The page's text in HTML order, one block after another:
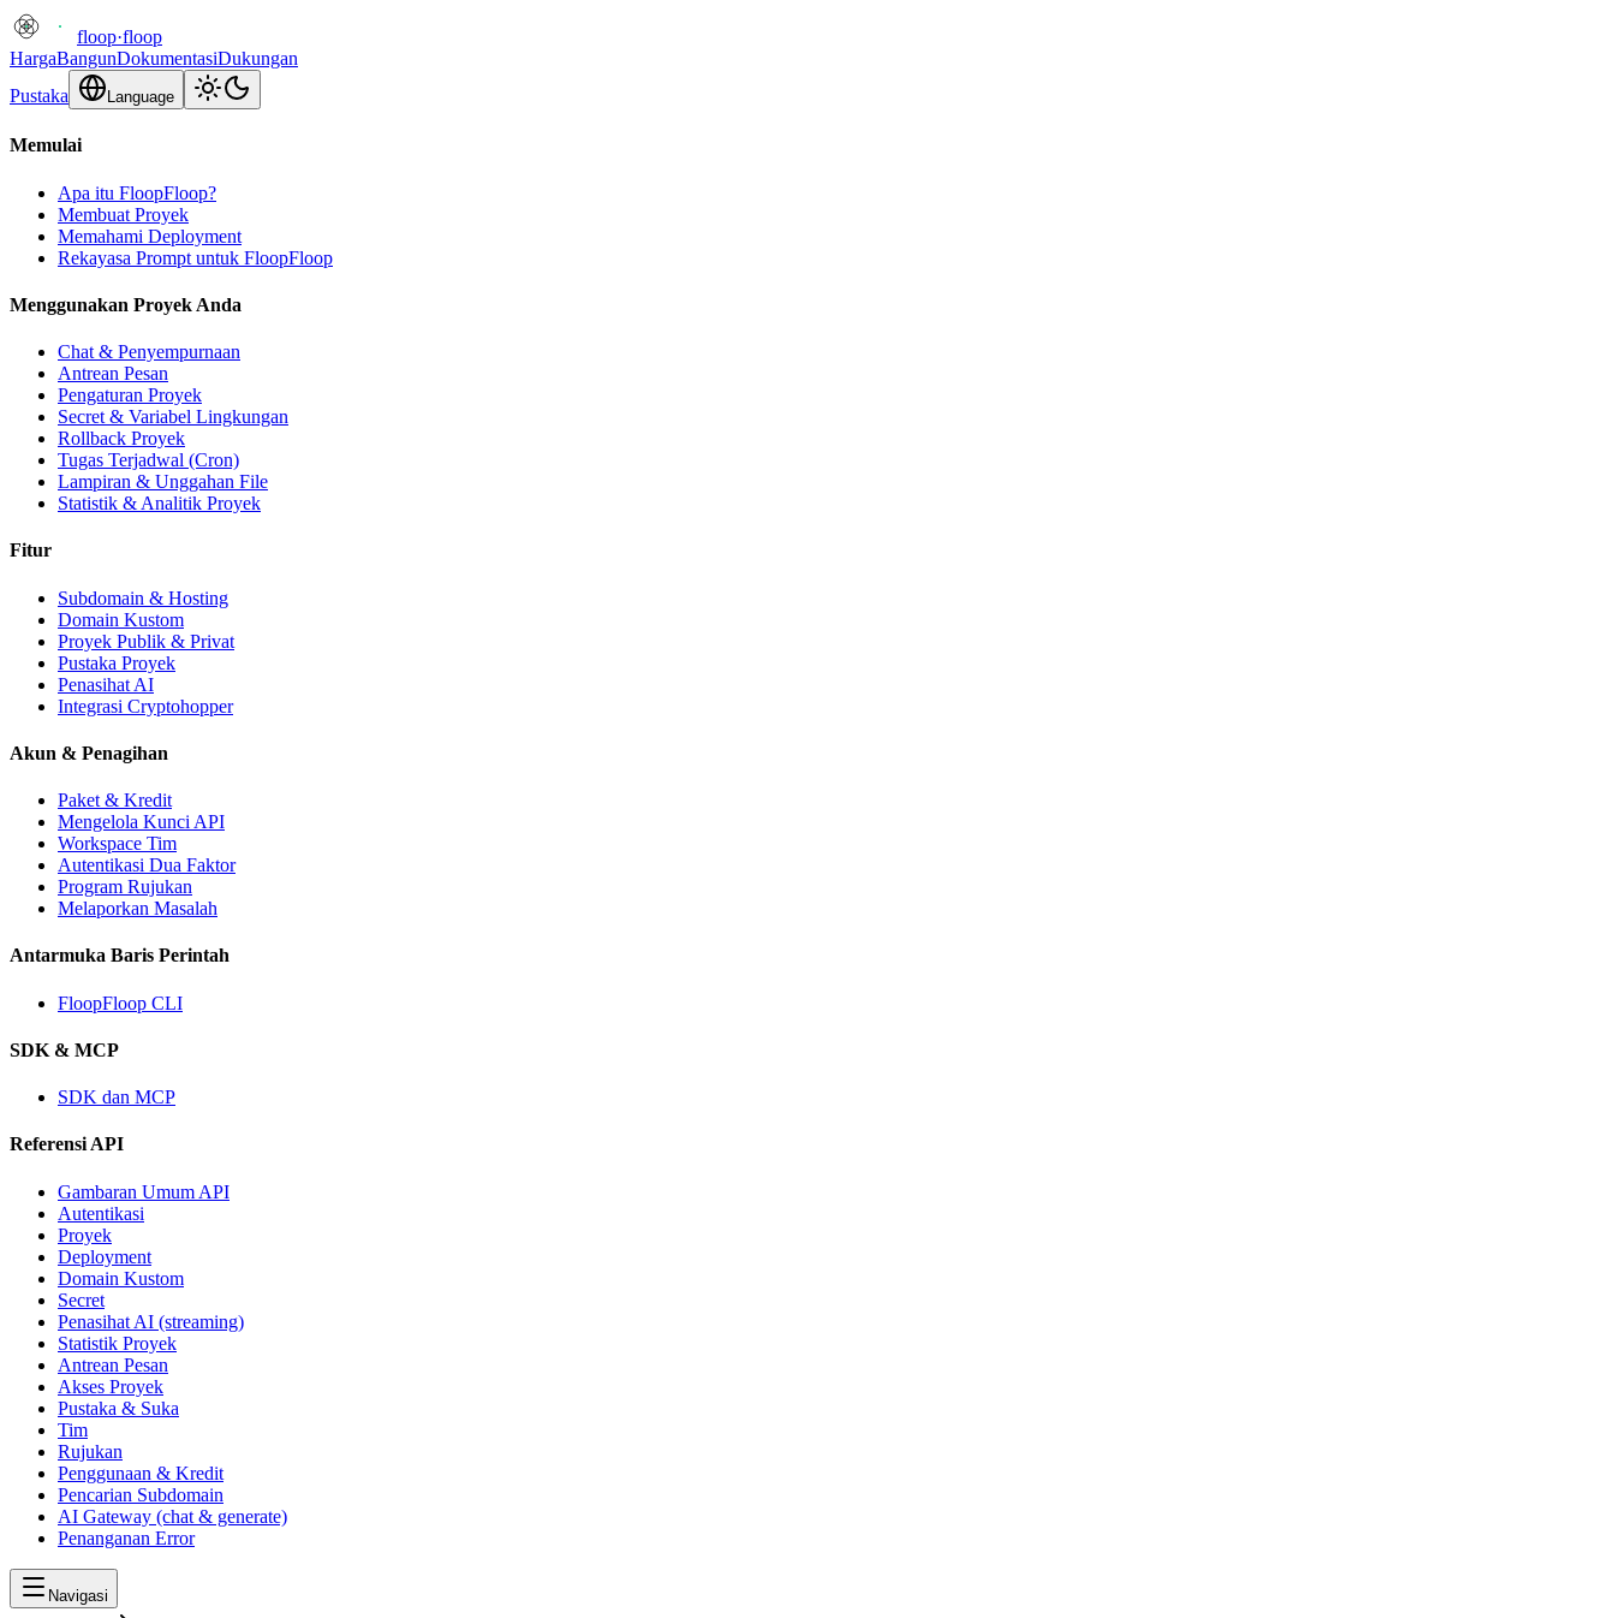
floop·floop
HargaBangunDokumentasiDukungan
Pustaka
Language
Memulai
Apa itu FloopFloop?
Membuat Proyek
Memahami Deployment
Rekayasa Prompt untuk FloopFloop
Menggunakan Proyek Anda
Chat & Penyempurnaan
Antrean Pesan
Pengaturan Proyek
Secret & Variabel Lingkungan
Rollback Proyek
Tugas Terjadwal (Cron)
Lampiran & Unggahan File
Statistik & Analitik Proyek
Fitur
Subdomain & Hosting
Domain Kustom
Proyek Publik & Privat
Pustaka Proyek
Penasihat AI
Integrasi Cryptohopper
Akun & Penagihan
Paket & Kredit
Mengelola Kunci API
Workspace Tim
Autentikasi Dua Faktor
Program Rujukan
Melaporkan Masalah
Antarmuka Baris Perintah
FloopFloop CLI
SDK & MCP
SDK dan MCP
Referensi API
Gambaran Umum API
Autentikasi
Proyek
Deployment
Domain Kustom
Secret
Penasihat AI (streaming)
Statistik Proyek
Antrean Pesan
Akses Proyek
Pustaka & Suka
Tim
Rujukan
Penggunaan & Kredit
Pencarian Subdomain
AI Gateway (chat & generate)
Penanganan Error
Navigasi